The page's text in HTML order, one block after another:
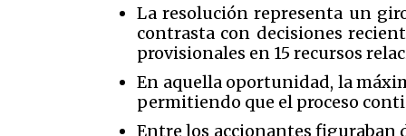
La resolución representa un
contrasta con decisiones
provisionales en 15 recursos
En aquella oportunidad, la
permitiendo que el proceso
Entre los accionantes figuraban